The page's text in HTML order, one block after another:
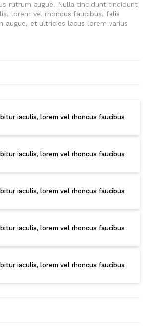
rutrum augue. Nulla tincidunt tincidunt
lorem vel rhoncus faucibus, felis
augue, et ultricies lacus lorem varius
iaculis, lorem vel rhoncus faucibus
iaculis, lorem vel rhoncus faucibus
iaculis, lorem vel rhoncus faucibus
iaculis, lorem vel rhoncus faucibus
iaculis, lorem vel rhoncus faucibus